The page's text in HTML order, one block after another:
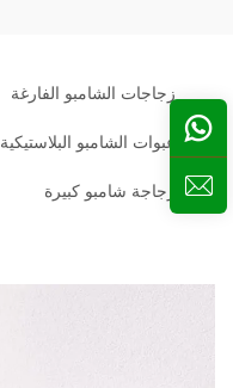
زجاجات الشامبو الفارغة
عبوات الشامبو البلاستيكية
زجاجة شامبو كبيرة